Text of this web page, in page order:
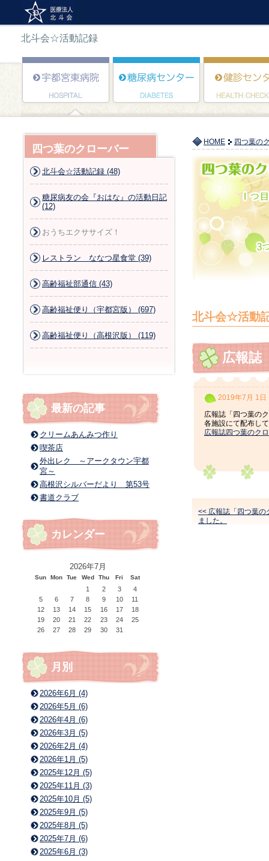
北斗会☆活動記録
HOME 四つ葉の
北斗会☆活動
広報誌
2019年7月 1日
広報誌「四つ葉の
各施設にて配布し
広報誌四つ葉のク
<< 広報誌「四つ葉
ました。
四つ葉のクローバー
北斗会☆活動記録 (48)
糖尿病友の会『おはな』の活動日記
(12)
おうちエクササイズ！
レストラン ななつ星食堂 (39)
高齢福祉部通信 (43)
高齢福祉便り（宇都宮版） (697)
高齢福祉便り（高根沢版） (119)
最新の記事
クリームあんみつ作り
喫茶店
外出レク ～アークタウン宇都
宮～
高根沢シルバーだより 第53号
書道クラブ
カレンダー
2026年7月
Sun Mon Tue Wed Thu Fri Sat
1 2 3
4
5
6 7 8 9 10
11
12
13 14 15 16 17
18
19
20 21 22 23 24
25
26
27 28 29 30 31
月別
2026年6月 (4)
2026年5月 (6)
2026年4月 (6)
2026年3月 (5)
2026年2月 (4)
2026年1月 (5)
2025年12月 (5)
2025年11月 (3)
2025年10月 (5)
2025年9月 (5)
2025年8月 (5)
2025年7月 (6)
2025年6月 (3)